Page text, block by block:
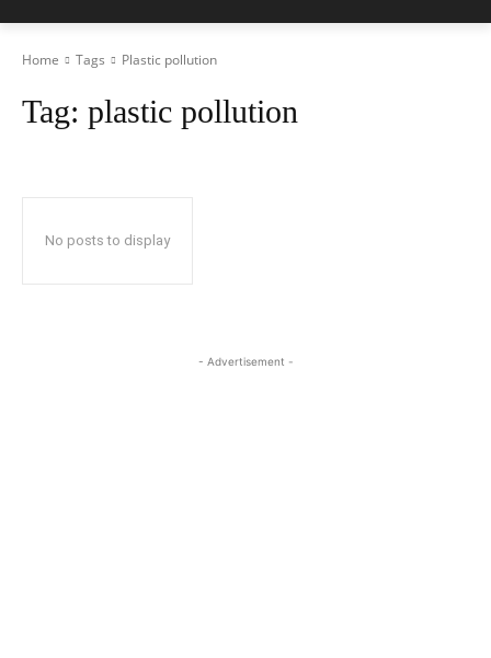
Home Tags Plastic pollution
Tag: plastic pollution
No posts to display
- Advertisement -